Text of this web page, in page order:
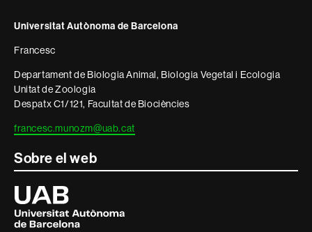
informació
legal
Universitat Autònoma de Barcelona
Francesc
Departament de Biologia Animal, Biologia Vegetal i Ecologia
Unitat de Zoologia
Despatx C1/121, Facultat de Biociències
francesc.munozm@uab.cat
Sobre el web
Universitat
Autònoma
de
Barcelona